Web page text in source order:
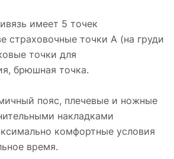
имеет 5 точек
страховочные точки А (на груди
точки для
брюшная точка.
пояс, плечевые и ножные
накладками
комфортные условия
время.